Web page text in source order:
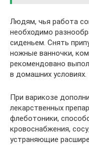
Людям, чья работа
необходимо
сиденьем. Снять
ножные ванночки,
рекомендовано
в домашних условиях.
При варикозе
лекарственных
флеботоники,
кровоснабжения,
устраняющие